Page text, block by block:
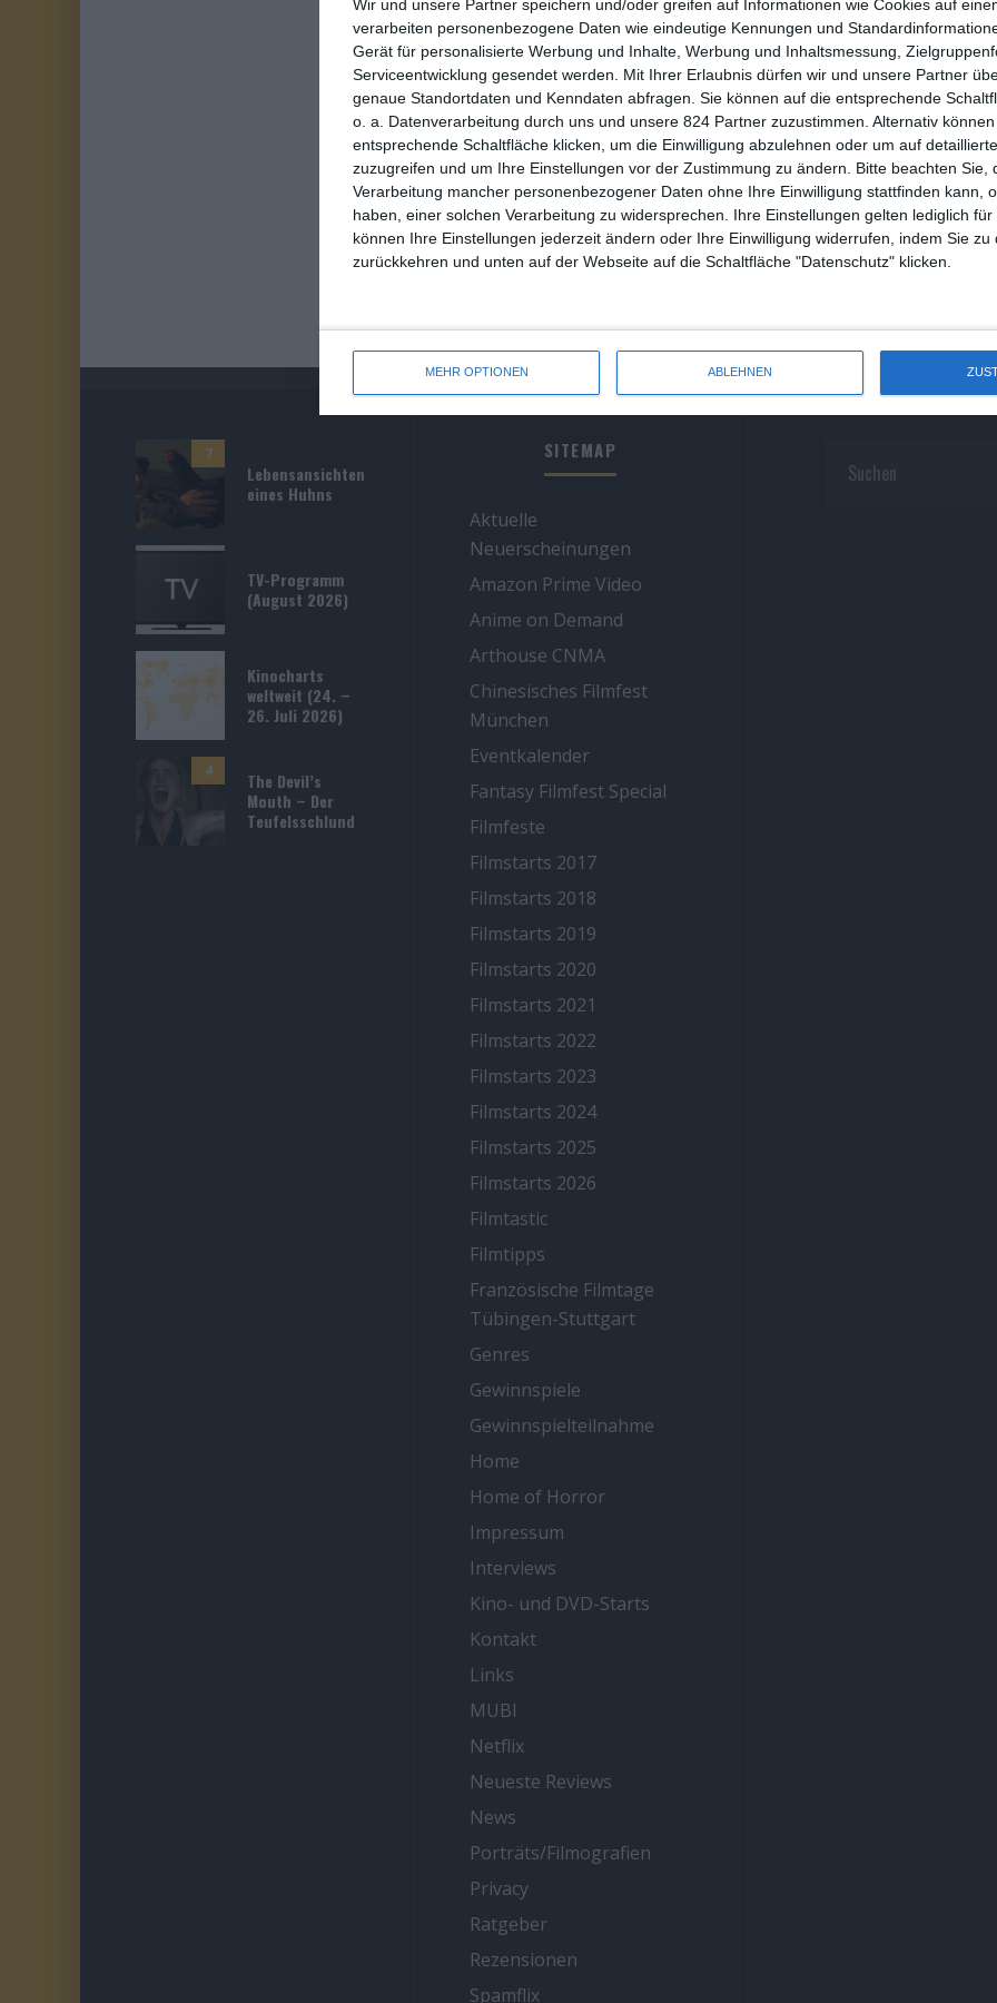
Wir und unsere Partner speichern und/oder greifen auf Informationen wie Cookies auf
verarbeiten personenbezogene Daten wie eindeutige Kennungen und
Gerät für personalisierte Werbung und Inhalte, Werbung und Inhaltsmessung,
Serviceentwicklung gesendet werden.
Mit Ihrer Erlaubnis dürfen wir und unsere Partner
genaue Standortdaten und Kenndaten abfragen. Sie können auf die entsprechende
o. a. Datenverarbeitung durch uns und unsere 824 Partner zuzustimmen. Alternativ
entsprechende Schaltfläche klicken, um die Einwilligung abzulehnen oder um auf
zuzugreifen und um Ihre Einstellungen vor der Zustimmung zu ändern.
Bitte beachten Sie,
Verarbeitung mancher personenbezogener Daten ohne Ihre Einwilligung stattfinden kann,
haben, einer solchen Verarbeitung zu widersprechen. Ihre Einstellungen gelten lediglich
können Ihre Einstellungen jederzeit ändern oder Ihre Einwilligung widerrufen, indem Sie zu
zurückkehren und unten auf der Webseite auf die Schaltfläche "Datenschutz" klicken.
MEHR OPTIONEN ABLEHNEN
7
Lebensansichten
eines Huhns
TV-Programm
(August 2026)
Kinocharts
weltweit (24. –
26. Juli 2026)
4
The Devil’s
Mouth – Der
Teufelsschlund
SITEMAP
Aktuelle
Neuerscheinungen
Amazon Prime Video
Anime on Demand
Arthouse CNMA
Chinesisches Filmfest
München
Eventkalender
Fantasy Filmfest Special
Filmfeste
Filmstarts 2017
Filmstarts 2018
Filmstarts 2019
Filmstarts 2020
Filmstarts 2021
Filmstarts 2022
Filmstarts 2023
Filmstarts 2024
Filmstarts 2025
Filmstarts 2026
Filmtastic
Filmtipps
Französische Filmtage
Tübingen-Stuttgart
Genres
Gewinnspiele
Gewinnspielteilnahme
Home
Home of Horror
Impressum
Interviews
Kino- und DVD-Starts
Kontakt
Links
MUBI
Netflix
Neueste Reviews
News
Porträts/Filmografien
Privacy
Ratgeber
Rezensionen
Spamflix